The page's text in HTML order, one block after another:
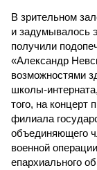
В зрительном
и задумывалось
получили
«Александр
возможностями
школы-
того, на концерт
филиала
объединяющего
военной
епархиального